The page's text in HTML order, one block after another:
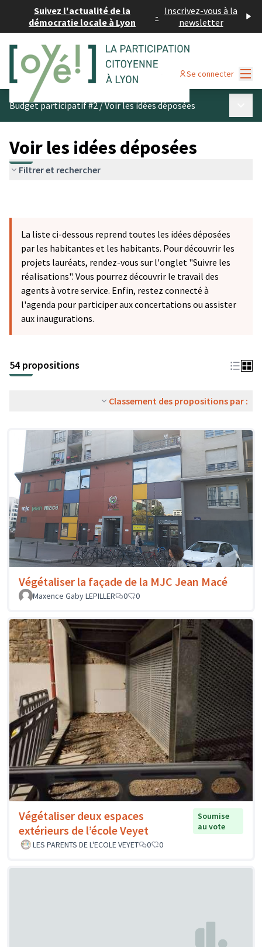
Suivez l'actualité de la
démocratie locale à Lyon
- Inscrivez-vous à la
newsletter
Se connecter
Budget participatif #2/Voir les idées déposées
Voir les idées déposées
Filtrer et rechercher
La liste ci-dessous reprend toutes les idées déposées
par les habitantes et les habitants. Pour découvrir les
projets lauréats, rendez-vous sur l'onglet "Suivre les
réalisations". Vous pourrez découvrir le travail des
agents à votre service. Enfin, restez connecté à
l'agenda pour participer aux concertations ou assister
aux inaugurations.
54 propositions
Classement des propositions par :
Végétaliser la façade de la MJC Jean Macé
Maxence Gaby LEPILLER 0 0
Végétaliser deux espaces
extérieurs de l’école Veyet
Soumise
au vote
LES PARENTS DE L'ECOLE VEYET
0 0